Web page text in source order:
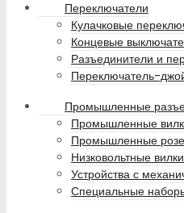
Переключатели
Кулачковые
Концевые
Разъединители и
Переключатель-
Промышленные
Промышленные
Промышленные
Низковольтные
Устройства с
Специальные